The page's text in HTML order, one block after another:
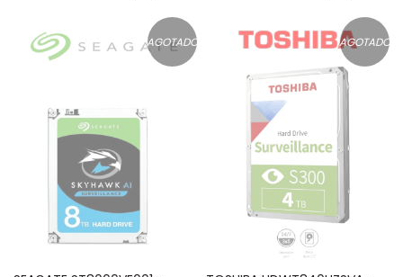
AGOTADO AGOTADO